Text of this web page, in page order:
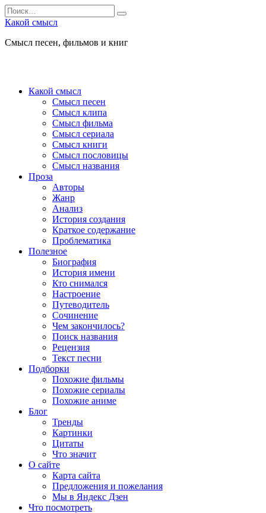
Перейти
к
Search
for:
Какой смысл
Смысл песен, фильмов и книг
Какой смысл
Смысл песен
Смысл клипа
Смысл фильма
Смысл сериала
Смысл книги
Смысл пословицы
Смысл названия
Проза
Авторы
Жанр
Анализ
История создания
Краткое содержание
Проблематика
Полезное
Биография
История имени
Кто снимался
Настроение
Путеводитель
Сочинение
Чем закончилось?
Поиск названия
Рецензия
Текст песни
Подборки
Похожие фильмы
Похожие сериалы
Похожие аниме
Блог
Тренды
Картинки
Цитаты
Что значит
О сайте
Карта сайта
Предложения и пожелания
Мы в Яндекс Дзен
Что посмотреть